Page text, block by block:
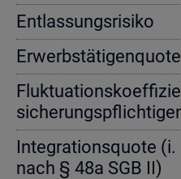
Ent­las­sungs­ri­si­ko
Er­werbs­tä­ti­gen­quo­te
In­te­gra­ti­ons­quo­te (i.
nach § 48a SGB II)